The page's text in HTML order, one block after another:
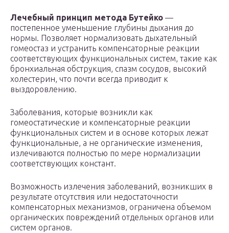
Лечебный принцип метода Бутейко —
постепенное уменьшение глубины дыхания до
нормы. Позволяет нормализовать дыхательный
гомеостаз и устранить компенсаторные реакции
соответствующих функциональных систем, такие как
бронхиальная обструкция, спазм сосудов, высокий
холестерин, что почти всегда приводит к
выздоровлению.
Заболевания, которые возникли как
гомеостатические и компенсаторные реакции
функциональных систем и в основе которых лежат
функциональные, а не органические изменения,
излечиваются полностью по мере нормализации
соответствующих констант.
Возможность излечения заболеваний, возникших в
результате отсутствия или недостаточности
компенсаторных механизмов, ограничена объемом
органических повреждений отдельных органов или
систем органов.